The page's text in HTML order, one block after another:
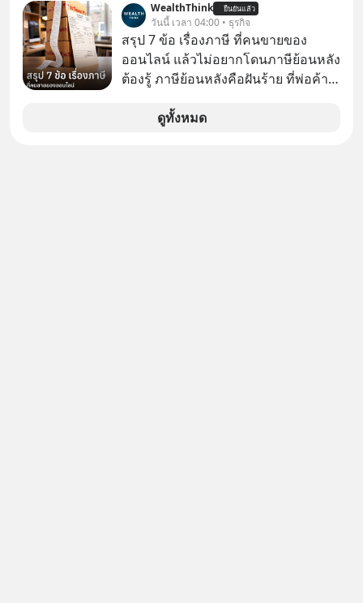
#FraudEducation #FinancialLiteracy
#DigitalBankWithHumanTouch
ขายของเหมือนกันทุกอย่าง
WealthThink ยืนยันแล้ว
วันนี้ เวลา 04:00 • ธุรกิจ
สรุป 7 ข้อ เรื่องภาษี ที่คนขายของ
ออนไลน์ แล้วไม่อยากโดนภาษีย้อนหลัง
ต้องรู้ ภาษีย้อนหลังคือฝันร้าย ที่พ่อค้า
ดูทั้งหมด